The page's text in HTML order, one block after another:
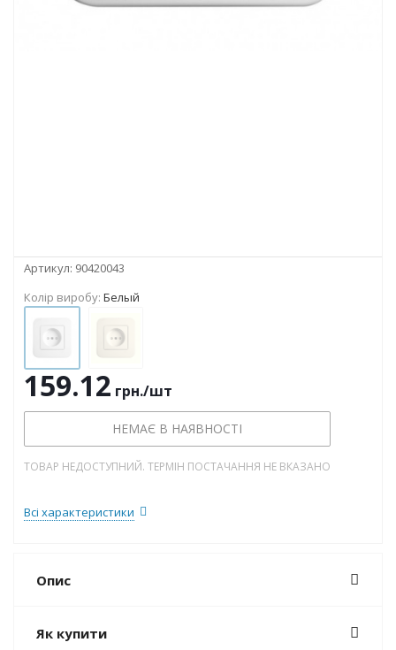
Артикул: 90420043
Колір виробу: Белый
159.12 грн./шт
НЕМАЄ В НАЯВНОСТІ
ТОВАР НЕДОСТУПНИЙ. ТЕРМІН ПОСТАЧАННЯ НЕ ВКАЗАНО
Всі характеристики
Опис
Як купити